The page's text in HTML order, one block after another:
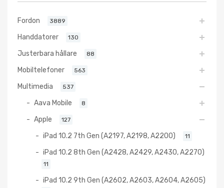
Fordon 3889
Handdatorer 130
Justerbara hållare 88
Mobiltelefoner 563
Multimedia 537
Aava Mobile 8
Apple 127
iPad 10.2 7th Gen (A2197, A2198, A2200) 11
iPad 10.2 8th Gen (A2428, A2429, A2430, A2270)
11
iPad 10.2 9th Gen (A2602, A2603, A2604, A2605)